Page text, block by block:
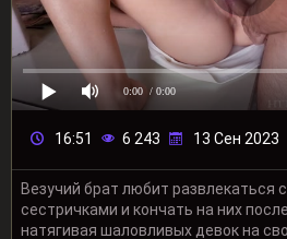
0:00 / 0:00
16:51 6 243 13 Сен 2023
Везучий брат любит развлекаться
сестричками и кончать на них
натягивая шаловливых девок на